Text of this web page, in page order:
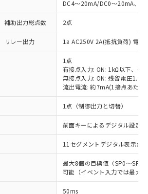
DC4～20mA/DC0～20mA、
補助出力総点数 2点
リレー出力 1a AC250V 2A(抵抗負荷) 電
1点
有接点入力: ON: 1kΩ以下、
無接点入力: ON: 残留電圧1.5V
流出電流: 約7mA(1接点あたり)
1点（制御出力と切替）
前面キーによるデジタル設定
11セグメントデジタル表示お
最大8個の目標値（SP0～SP7
可能（イベント入力では最大4
50ms